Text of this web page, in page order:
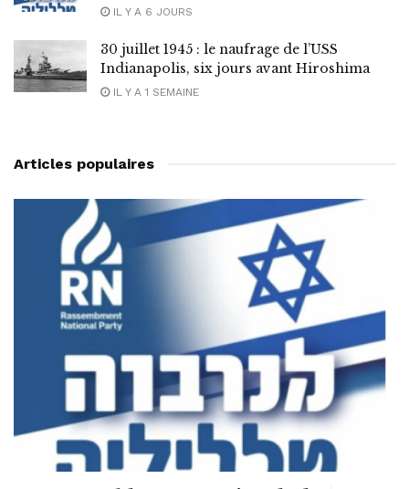
IL Y A 6 JOURS
30 juillet 1945 : le naufrage de l’USS
Indianapolis, six jours avant Hiroshima
IL Y A 1 SEMAINE
Articles populaires